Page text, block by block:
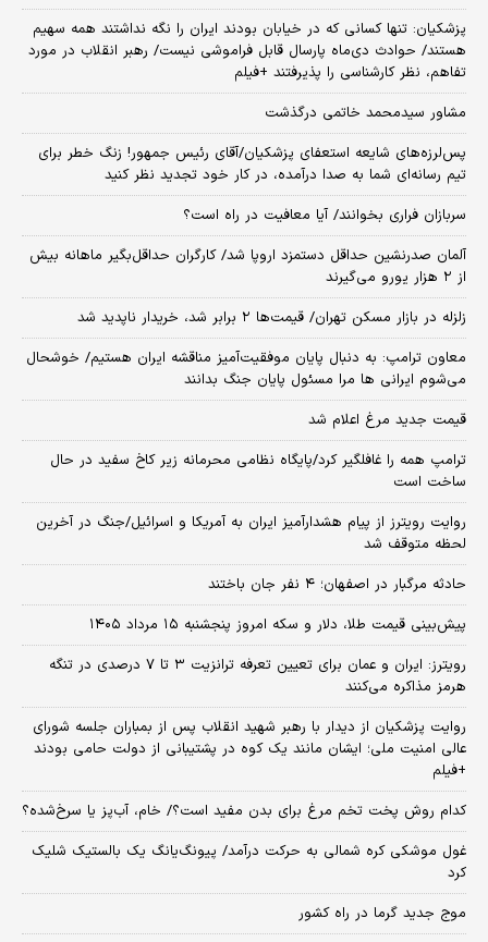
پزشکیان: تنها کسانی که در خیابان بودند ایران را نگه نداشتند همه سهیم
هستند/ حوادث دی‌ماه پارسال قابل فراموشی نیست/ رهبر انقلاب در مورد
تفاهم، نظر کارشناسی را پذیرفتند +فیلم
مشاور سیدمحمد خاتمی درگذشت
پس‌لرزه‌های شایعه استعفای پزشکیان/آقای رئیس جمهور! زنگ خطر برای
تیم رسانه‌ای شما به صدا درآمده، در کار خود تجدید نظر کنید
سربازان فراری بخوانند/ آیا معافیت در راه است؟
آلمان صدرنشین حداقل دستمزد اروپا شد/ کارگران حداقل‌بگیر ماهانه بیش
از ۲ هزار یورو می‌گیرند
زلزله در بازار مسکن تهران/ قیمت‌ها ۲ برابر شد، خریدار ناپدید شد
معاون ترامپ: به دنبال پایان موفقیت‌آمیز مناقشه ایران هستیم/ خوشحال
می‌شوم ایرانی ها مرا مسئول پایان جنگ بدانند
قیمت جدید مرغ اعلام شد
ترامپ همه را غافلگیر کرد/پایگاه نظامی محرمانه زیر کاخ سفید در حال
ساخت است
روایت رویترز از پیام هشدارآمیز ایران به آمریکا و اسرائیل/جنگ در آخرین
لحظه متوقف شد
حادثه مرگبار در اصفهان؛ ۴ نفر جان باختند
پیش‌بینی قیمت طلا، دلار و سکه امروز پنجشنبه ۱۵ مرداد ۱۴۰۵
رویترز: ایران و عمان برای تعیین تعرفه ترانزیت ۳ تا ۷ درصدی در تنگه
هرمز مذاکره می‌کنند
روایت پزشکیان از دیدار با رهبر شهید انقلاب پس از بمباران جلسه شورای
عالی امنیت ملی؛ ایشان مانند یک کوه در پشتیبانی از دولت حامی بودند
+فیلم
کدام روش پخت تخم مرغ برای بدن مفید است؟/ خام، آب‌پز یا سرخ‌شده؟
غول موشکی کره شمالی به حرکت درآمد/ پیونگ‌یانگ یک بالستیک شلیک
کرد
موج جدید گرما در راه کشور